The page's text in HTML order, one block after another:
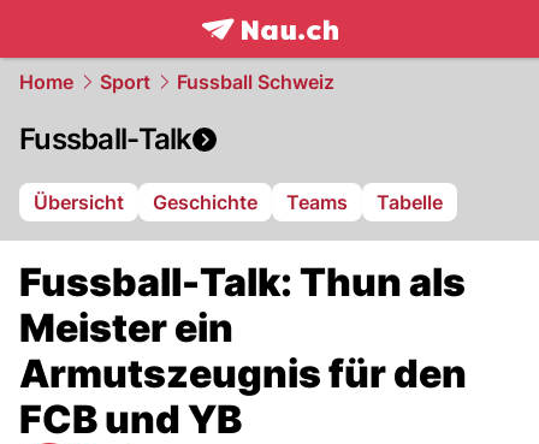
frontpage.NAU.ch
Home Sport Fussball Schweiz
Fussball-Talk
Übersicht Geschichte Teams Tabelle
Fussball-Talk: Thun als
Meister ein
Armutszeugnis für den
FCB und YB